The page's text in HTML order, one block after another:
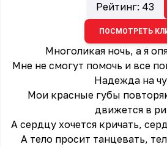
Рейтинг: 43
ПОСМОТРЕТЬ
Многоликая ночь, а я
Мне не смогут помочь и все
Надежда на
Мои красные губы
движется в
А сердцу хочется кричать,
А тело просит танцевать,